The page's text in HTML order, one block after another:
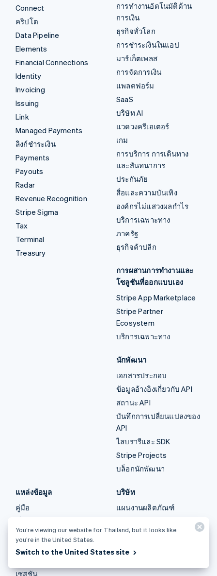
Connect
คริปโต
Data Pipeline
Elements
Financial Connections
Identity
Invoicing
Issuing
Link
Managed Payments
ลิงก์ชำระเงิน
Payments
Payouts
Radar
Revenue Recognition
Stripe Sigma
Tax
Terminal
Treasury
การทำงานอัตโนมัติด้าน
การเงิน
ธุรกิจทั่วโลก
การชำระเงินในแอป
มาร์เก็ตเพลส
การจัดการเงิน
แพลตฟอร์ม
SaaS
บริษัท AI
แวดวงครีเอเตอร์
เกม
การบริการ การเดินทาง
และสันทนาการ
ประกันภัย
สื่อและความบันเทิง
องค์กรไม่แสวงผลกำไร
บริการเฉพาะทาง
ภาครัฐ
ธุรกิจค้าปลีก
การผสานการทำงานและ
โซลูชันที่ออกแบบเอง
Stripe App Marketplace
Stripe Partner
Ecosystem
บริการเฉพาะทาง
นักพัฒนา
เอกสารประกอบ
ข้อมูลอ้างอิงเกี่ยวกับ API
สถานะ API
บันทึกการเปลี่ยนแปลงของ
API
ไลบรารีและ SDK
Stripe Projects
บล็อกนักพัฒนา
แหล่งข้อมูล
คู่มือ
บล็อก
ชุมชน
เซสชัน
บริษัท
แผนงานผลิตภัณฑ์
ห้องข่าว
Stripe Press
You’re viewing our website for Thailand, but it looks like
you’re in the United States.
Switch to the United States site